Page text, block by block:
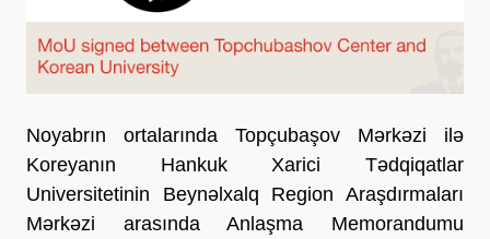
Noyabrın ortalarında Topçubaşov Mərkəzi ilə
Koreyanın Hankuk Xarici Tədqiqatlar
Universitetinin Beynəlxalq Region Araşdırmaları
Mərkəzi arasında Anlaşma Memorandumu